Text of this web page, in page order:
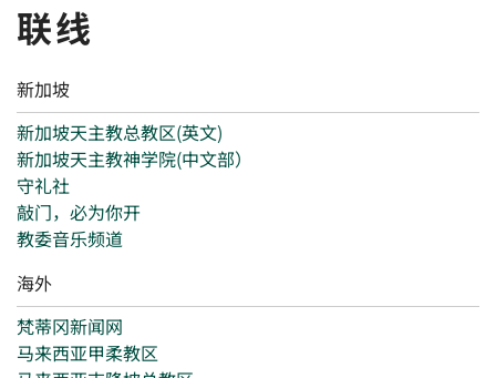
联线
新加坡
新加坡天主教总教区(英文)
新加坡天主教神学院(中文部）
守礼社
敲门，必为你开
教委音乐频道
海外
梵蒂冈新闻网
马来西亚甲柔教区